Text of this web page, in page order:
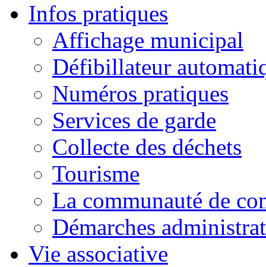
Infos pratiques
Affichage municipal
Défibillateur
Numéros pratiques
Services de garde
Collecte des déchets
Tourisme
La communauté de
Démarches
Vie associative